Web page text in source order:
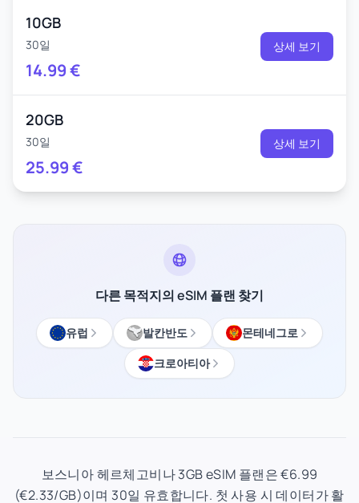
10GB
30일
14.99€
상세 보기
20GB
30일
25.99€
상세 보기
다른 목적지의 eSIM 플랜 찾기
유럽 발칸반도
몬테네그로
크로아티아
보스니아 헤르체고비나 3GB eSIM 플랜은 €6.99
(€2.33/GB)이며 30일 유효합니다. 첫 사용 시 데이터가 활